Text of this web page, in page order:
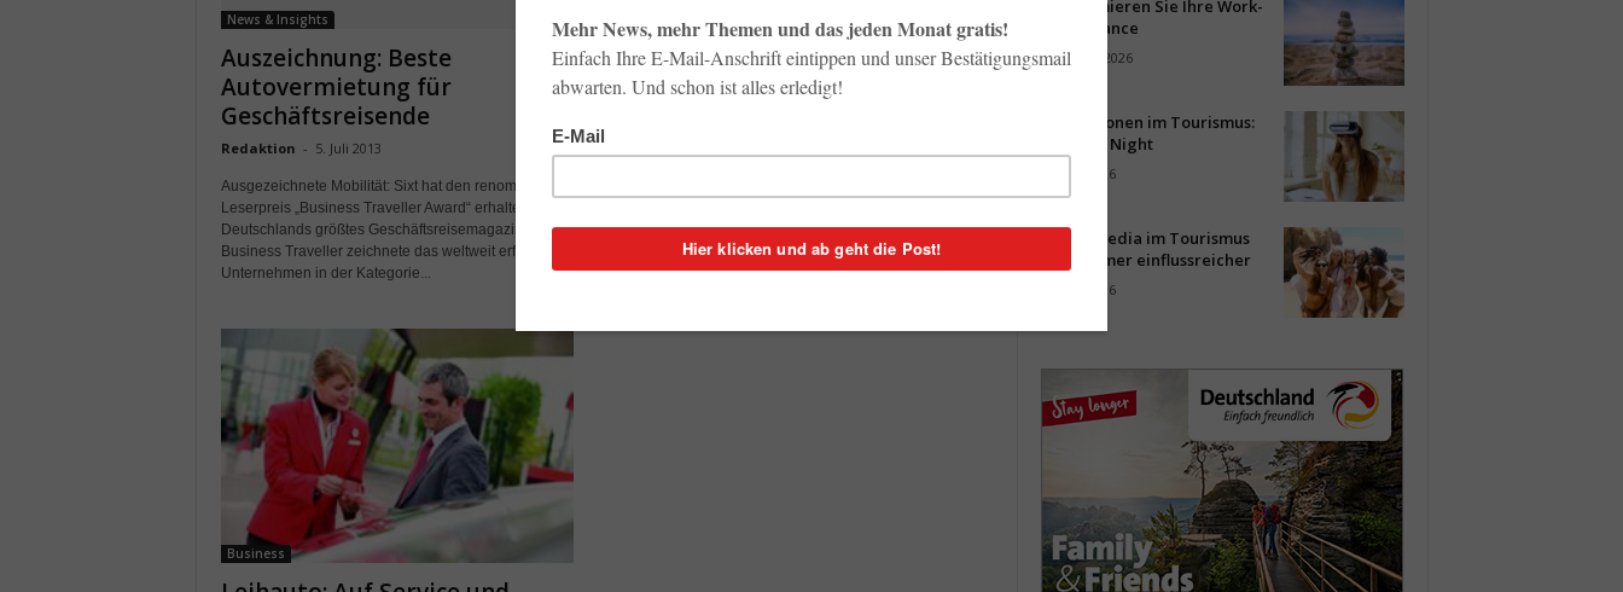
News & Insights
Auszeichnung: Beste
Autovermietung für
Geschäftsreisende
Redaktion - 5. Juli 2013 0
Ausgezeichnete Mobilität: Sixt hat den renommierten
Leserpreis „Business Traveller Award“ erhalten.
Deutschlands größtes Geschäftsreisemagazin
Business Traveller zeichnete das weltweit erfolgreiche
Unternehmen in der Kategorie...
News & Insights
Österreicher lieben wieder den
Strandurlaub
Wenn man Österreicher fragt, was sie sich dieses Jahr
sagen: einen Urlaub. Das ist eines...
Business
So optimieren Sie Ihre Work-
Life-Balance
3. August 2026
Innovationen im Tourismus:
Start-up Night
31. Juli 2026
Social Media im Tourismus
wird immer einflussreicher
30. Juli 2026